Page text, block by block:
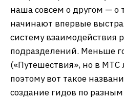
наша совсем о другом — о
начинают впервые
систему взаимодействия
подразделений. Меньше
(«Путешествия», но в
поэтому вот такое
создание гидов по